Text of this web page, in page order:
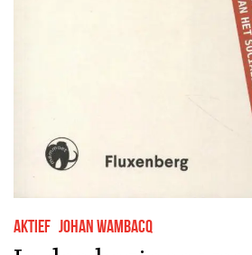
Aktief Johan Wambacq